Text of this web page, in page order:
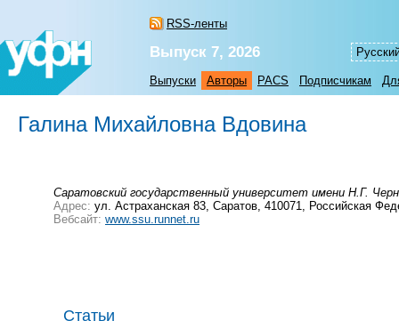
RSS-ленты
Выпуск 7, 2026
Выпуски Авторы PACS Подписчикам
Галина Михайловна Вдовина
Саратовский государственный университет имени Н.Г.
Адрес: ул. Астраханская 83, Саратов, 410071, Российская
Вебсайт: www.ssu.runnet.ru
Статьи